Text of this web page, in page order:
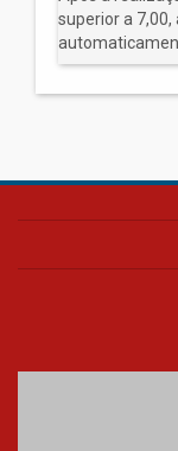
superior a